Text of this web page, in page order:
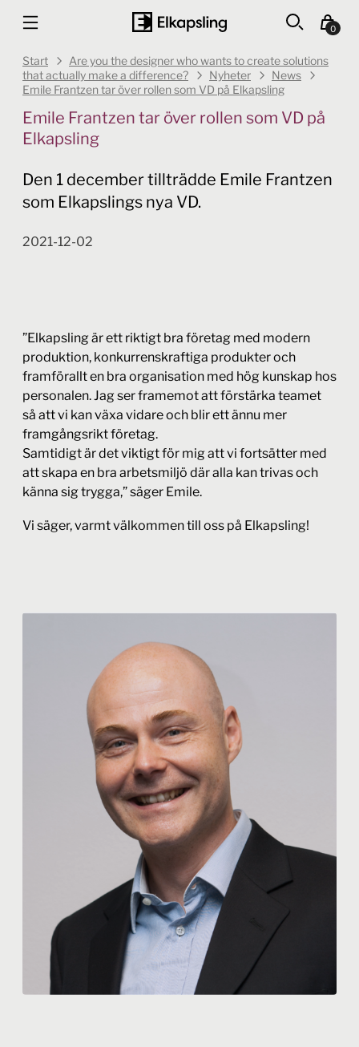
0
Start
Are you the designer who wants to create solutions
that actually make a difference?
Nyheter
News
Emile Frantzen tar över rollen som VD på Elkapsling
Emile Frantzen tar över rollen som VD på
Elkapsling
Den 1 december tillträdde Emile Frantzen
som Elkapslings nya VD.
2021-12-02
”Elkapsling är ett riktigt bra företag med modern
produktion, konkurrenskraftiga produkter och
framförallt en bra organisation med hög kunskap hos
personalen. Jag ser framemot att förstärka teamet
så att vi kan växa vidare och blir ett ännu mer
framgångsrikt företag.
Samtidigt är det viktigt för mig att vi fortsätter med
att skapa en bra arbetsmiljö där alla kan trivas och
känna sig trygga,” säger Emile.
Vi säger, varmt välkommen till oss på Elkapsling!